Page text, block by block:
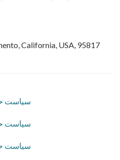
California, USA, 95817
سیاست
سیاست
سیاست